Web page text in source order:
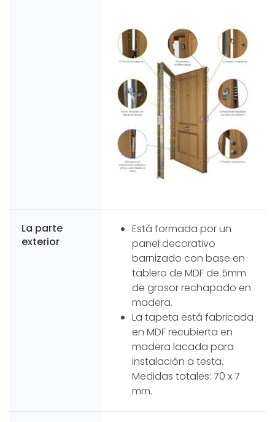
La parte
exterior
Está formada por un
panel decorativo
barnizado con base en
tablero de MDF de 5mm
de grosor rechapado en
madera.
La tapeta está fabricada
en MDF recubierta en
madera lacada para
instalación a testa.
Medidas totales: 70 x 7
mm.